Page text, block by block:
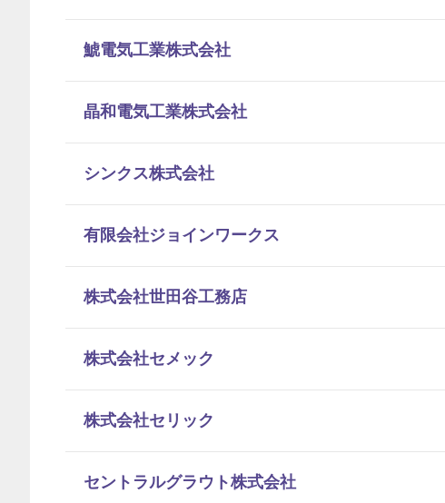
鯱電気工業株式会社
晶和電気工業株式会社
シンクス株式会社
有限会社ジョインワークス
株式会社世田谷工務店
株式会社セメック
株式会社セリック
セントラルグラウト株式会社